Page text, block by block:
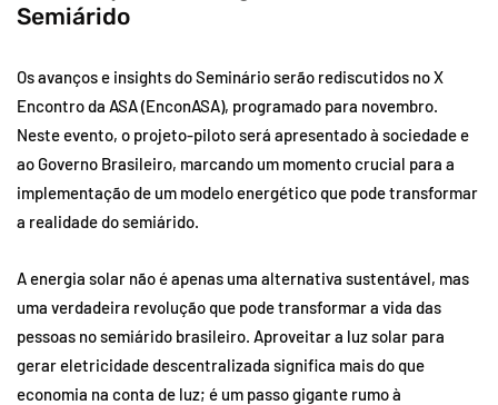
Semiárido
Os avanços e insights do Seminário serão rediscutidos no X
Encontro da ASA (EnconASA), programado para novembro.
Neste evento, o projeto-piloto será apresentado à sociedade e
ao Governo Brasileiro, marcando um momento crucial para a
implementação de um modelo energético que pode transformar
a realidade do semiárido.
A energia solar não é apenas uma alternativa sustentável, mas
uma verdadeira revolução que pode transformar a vida das
pessoas no semiárido brasileiro. Aproveitar a luz solar para
gerar eletricidade descentralizada significa mais do que
economia na conta de luz; é um passo gigante rumo à